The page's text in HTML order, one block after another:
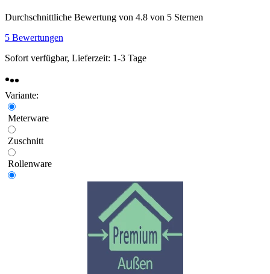
Durchschnittliche Bewertung von 4.8 von 5 Sternen
5 Bewertungen
Sofort verfügbar, Lieferzeit: 1-3 Tage
Variante:
Meterware
Zuschnitt
Rollenware